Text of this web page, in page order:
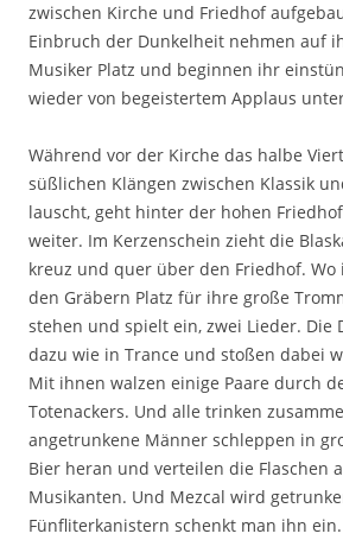
zwischen Kirche und Friedhof
Einbruch der Dunkelheit nehmen auf
Musiker Platz und beginnen ihr
wieder von begeistertem Applaus
Während vor der Kirche das halbe
süßlichen Klängen zwischen Klassik
lauscht, geht hinter der hohen
weiter. Im Kerzenschein zieht die
kreuz und quer über den Friedhof. Wo
den Gräbern Platz für ihre große
stehen und spielt ein, zwei Lieder. Die
dazu wie in Trance und stoßen dabei
Mit ihnen walzen einige Paare durch
Totenackers. Und alle trinken
angetrunkene Männer schleppen in
Bier heran und verteilen die Flaschen
Musikanten. Und Mezcal wird
Fünfliterkanistern schenkt man ihn